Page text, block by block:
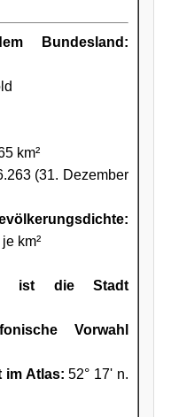
Bundesland:
km²
(31. Dezember
km²
ist die Stadt
Vorwahl
im Atlas: 52° 17' n.